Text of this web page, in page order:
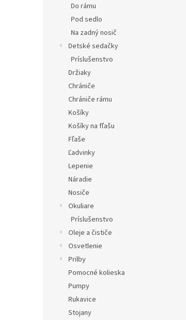
Do rámu
Pod sedlo
Na zadný nosič
Detské sedačky
Príslušenstvo
Držiaky
Chrániče
Chrániče rámu
Košíky
Košíky na fľašu
Fľaše
Ľadvinky
Lepenie
Náradie
Nosiče
Okuliare
Príslušenstvo
Oleje a čističe
Osvetlenie
Prilby
Pomocné kolieska
Pumpy
Rukavice
Stojany